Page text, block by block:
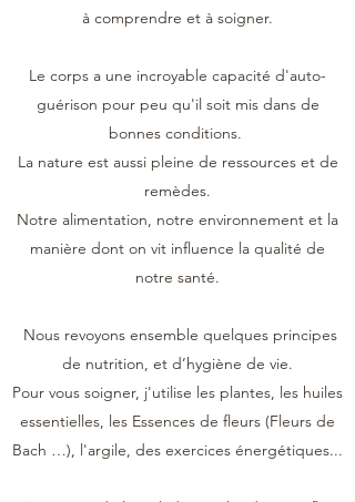
à comprendre et à soigner.
Le corps a une incroyable capacité d'auto-
guérison pour peu qu'il soit mis dans de
bonnes conditions.
La nature est aussi pleine de ressources et de
remèdes.
Notre alimentation, notre environnement et la
manière dont on vit influence la qualité de
notre santé.
Nous revoyons ensemble quelques principes
de nutrition, et d’hygiène de vie.
Pour vous soigner, j'utilise les plantes, les huiles
essentielles, les Essences de fleurs (Fleurs de
Bach …), l'argile, des exercices énergétiques...